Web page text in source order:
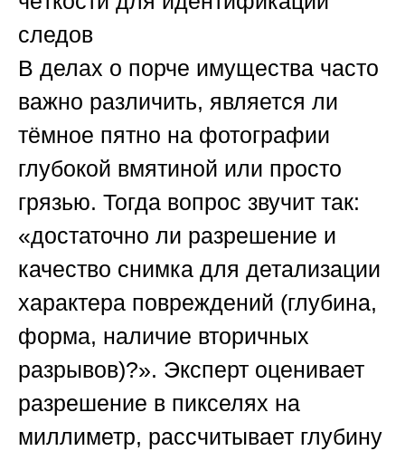
следов
В делах о порче имущества часто
важно различить, является ли
тёмное пятно на фотографии
глубокой вмятиной или просто
грязью. Тогда вопрос звучит так:
«достаточно ли разрешение и
качество снимка для детализации
характера повреждений (глубина,
форма, наличие вторичных
разрывов)?». Эксперт оценивает
разрешение в пикселях на
миллиметр, рассчитывает глубину